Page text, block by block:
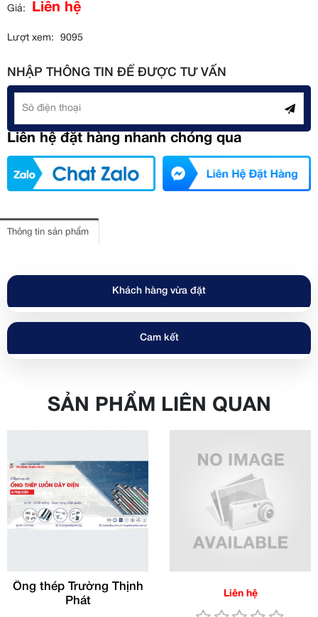
Giá: Liên hệ
Lượt xem: 9095
NHẬP THÔNG TIN ĐỂ ĐƯỢC TƯ VẤN
Liên hệ đặt hàng nhanh chóng qua
Thông tin sản phẩm
Khách hàng vừa đặt
Cam kết
SẢN PHẨM LIÊN QUAN
Ống thép Trường Thịnh
Phát
Liên hệ